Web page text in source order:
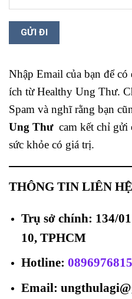
Nhập Email của bạn để
ích từ Healthy Ung Thư.
Spam và nghĩ rằng bạn
Ung Thư cam kết chỉ gửi
sức khỏe có giá trị.
THÔNG TIN LIÊN
Trụ sở chính: 134/
10, TPHCM
Hotline: 0896976815
Email: